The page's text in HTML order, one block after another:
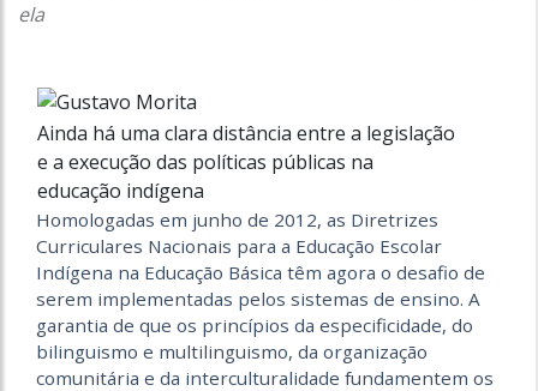
ela
Ainda há uma clara distância entre a legislação
e a execução das políticas públicas na
educação indígena
Homologadas em junho de 2012, as Diretrizes
Curriculares Nacionais para a Educação Escolar
Indígena na Educação Básica têm agora o desafio de
serem implementadas pelos sistemas de ensino. A
garantia de que os princípios da especificidade, do
bilinguismo e multilinguismo, da organização
comunitária e da interculturalidade fundamentem os